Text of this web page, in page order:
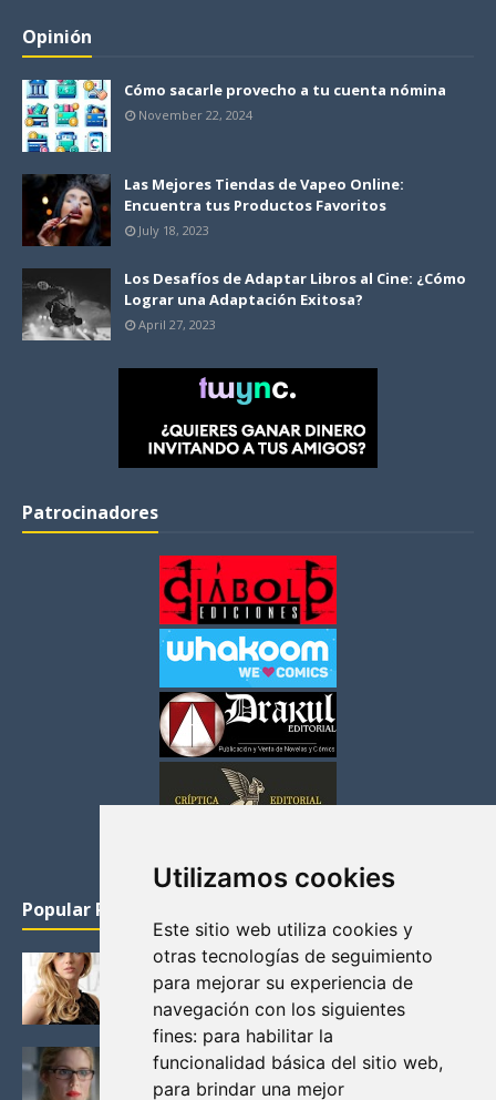
Utilizamos cookies
Este sitio web utiliza cookies y
otras tecnologías de seguimiento
para mejorar su experiencia de
navegación con los siguientes
fines: para habilitar la
funcionalidad básica del sitio web,
para brindar una mejor
Opinión
Cómo sacarle provecho a tu cuenta nómina
November 22, 2024
Las Mejores Tiendas de Vapeo Online:
Encuentra tus Productos Favoritos
July 18, 2023
Los Desafíos de Adaptar Libros al Cine: ¿Cómo
Lograr una Adaptación Exitosa?
April 27, 2023
Patrocinadores
Popular Posts
KATHERYN WINNICK: LA ACTRIZ MAS GUAPA DE
VIKINGOS
Junio 14, 2013
FELICITY (EMILY BETT RICKARDS), LAS FOTOS
MAS BONITAS DE LA ALIADA DE ARROW